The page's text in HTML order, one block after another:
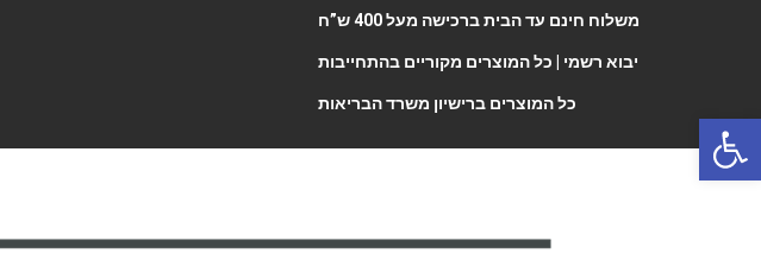
משלוח חינם עד הבית ברכישה מעל 400 ש”ח
יבוא רשמי | כל המוצרים מקוריים בהתחייבות
כל המוצרים ברישיון משרד הבריאות